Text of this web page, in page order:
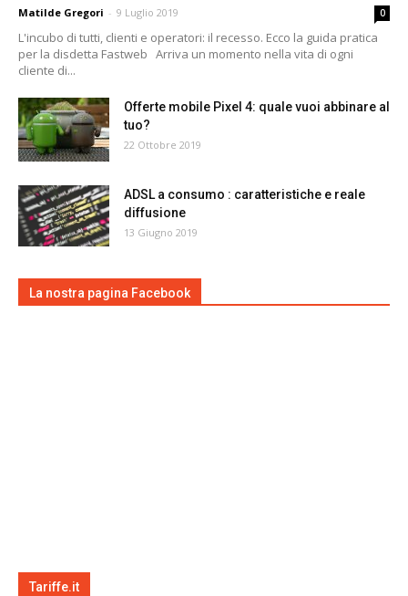
Matilde Gregori - 9 Luglio 2019 0
L'incubo di tutti, clienti e operatori: il recesso. Ecco la guida pratica
per la disdetta Fastweb Arriva un momento nella vita di ogni
cliente di...
Offerte mobile Pixel 4: quale vuoi abbinare al
tuo?
22 Ottobre 2019
ADSL a consumo : caratteristiche e reale
diffusione
13 Giugno 2019
La nostra pagina Facebook
Tariffe.it